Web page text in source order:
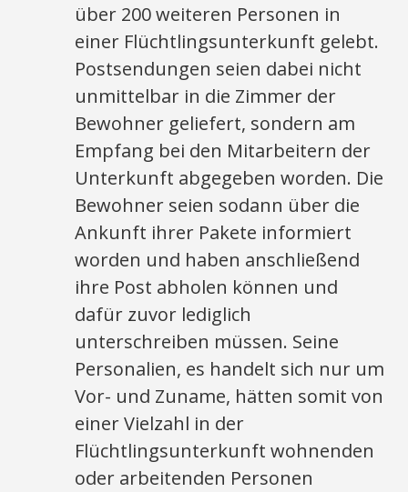
über 200 weiteren Personen in
einer Flüchtlingsunterkunft gelebt.
Postsendungen seien dabei nicht
unmittelbar in die Zimmer der
Bewohner geliefert, sondern am
Empfang bei den Mitarbeitern der
Unterkunft abgegeben worden. Die
Bewohner seien sodann über die
Ankunft ihrer Pakete informiert
worden und haben anschließend
ihre Post abholen können und
dafür zuvor lediglich
unterschreiben müssen. Seine
Personalien, es handelt sich nur um
Vor- und Zuname, hätten somit von
einer Vielzahl in der
Flüchtlingsunterkunft wohnenden
oder arbeitenden Personen